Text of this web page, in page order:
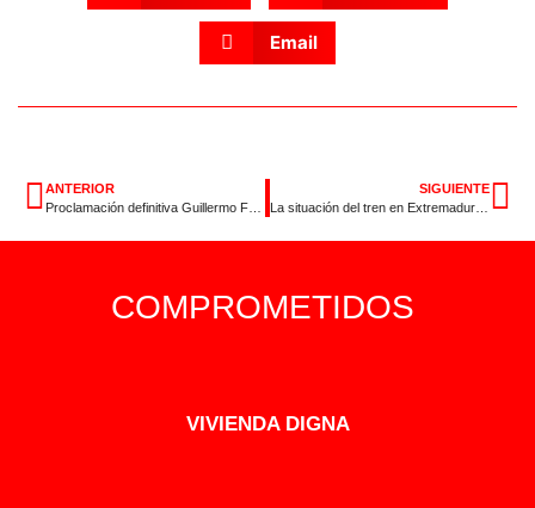
Email
ANTERIOR
SIGUIENTE
COMPROMETIDOS
VIVIENDA DIGNA